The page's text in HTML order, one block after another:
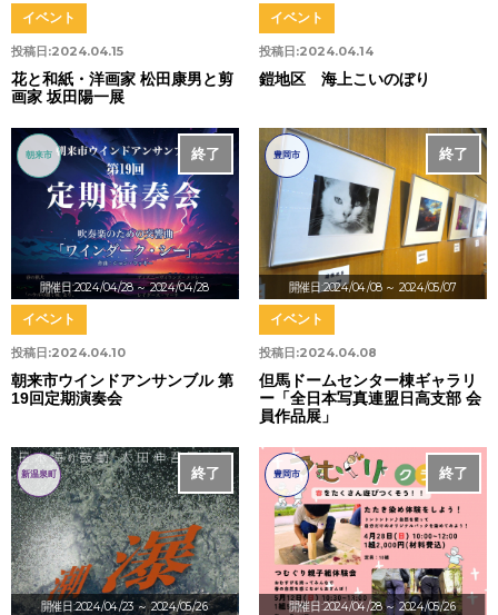
投稿日:2024.04.15
イベント
花と和紙・洋画家 松田康男と剪
画家 坂田陽一展
投稿日:2024.04.14
イベント
鎧地区 海上こいのぼり
開催日:2024/04/28～ 2024/04/28
終了
朝来市
投稿日:2024.04.10
イベント
朝来市ウインドアンサンブル 第
19回定期演奏会
開催日:2024/04/08 ～ 2024/05/07
終了
豊岡市
投稿日:2024.04.08
イベント
但馬ドームセンター棟ギャラリ
ー「全日本写真連盟日高支部 会
員作品展」
開催日:2024/04/23 ～ 2024/05/26
終了
新温泉町
開催日:2024/04/28～ 2024/05/26
終了
豊岡市